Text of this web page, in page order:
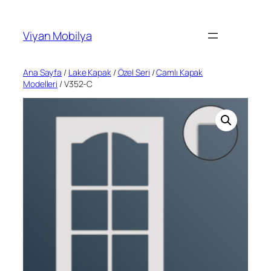
Viyan Mobilya
Ana Sayfa / Lake Kapak/Özel Seri /Camlı Kapak
Modelleri / V352-C